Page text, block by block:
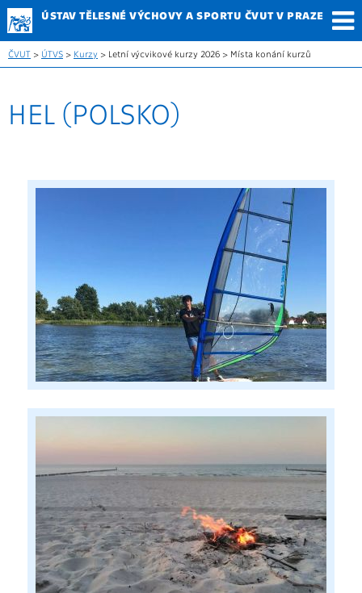
ÚSTAV TĚLESNÉ VÝCHOVY A SPORTU ČVUT V PRAZE
ČVUT > ÚTVS > Kurzy > Letní výcvikové kurzy 2026 > Místa konání kurzů
HEL (POLSKO)